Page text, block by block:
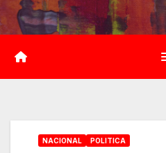
Saltar
al
contenido
NACIONAL POLITICA